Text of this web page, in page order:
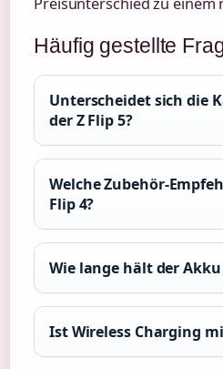
Häufig gestellte
Unterscheidet sich die
der Z Flip 5?
Welche Zubehör-
Flip 4?
Wie lange hält der
Ist Wireless Charging